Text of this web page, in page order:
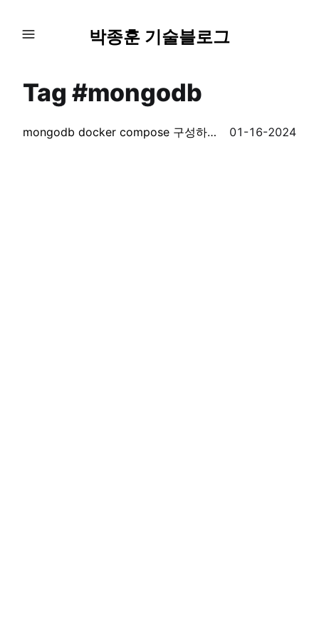
박종훈 기술블로그
Tag #mongodb
mongodb docker compose 구성하기 (+ db 연결 안될 때) 01-16-2024